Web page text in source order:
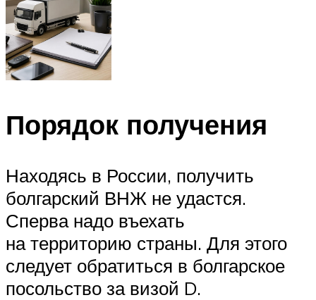
Порядок получения
Находясь в России, получить
болгарский ВНЖ не удастся.
Сперва надо въехать
на территорию страны. Для этого
следует обратиться в болгарское
посольство за визой D.